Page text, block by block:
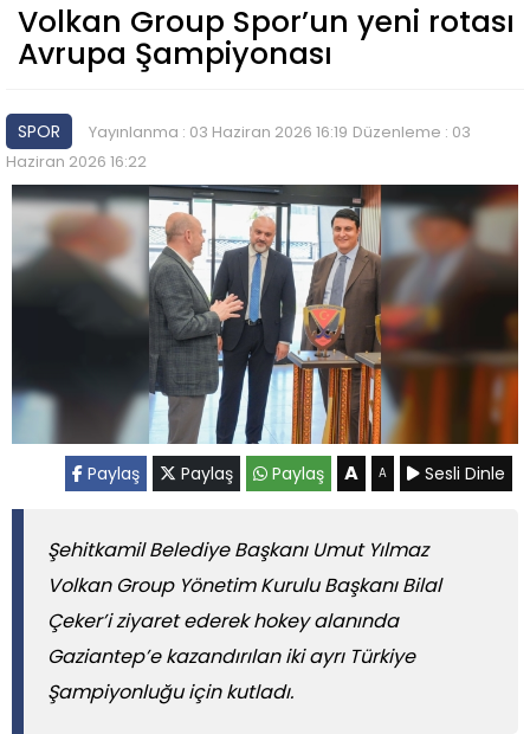
Volkan Group Spor’un yeni rotası
Avrupa Şampiyonası
SPOR Yayınlanma : 03 Haziran 2026 16:19 Düzenleme : 03
Haziran 2026 16:22
Paylaş Paylaş Paylaş A A Sesli Dinle
Şehitkamil Belediye Başkanı Umut Yılmaz
Volkan Group Yönetim Kurulu Başkanı Bilal
Çeker’i ziyaret ederek hokey alanında
Gaziantep’e kazandırılan iki ayrı Türkiye
Şampiyonluğu için kutladı.